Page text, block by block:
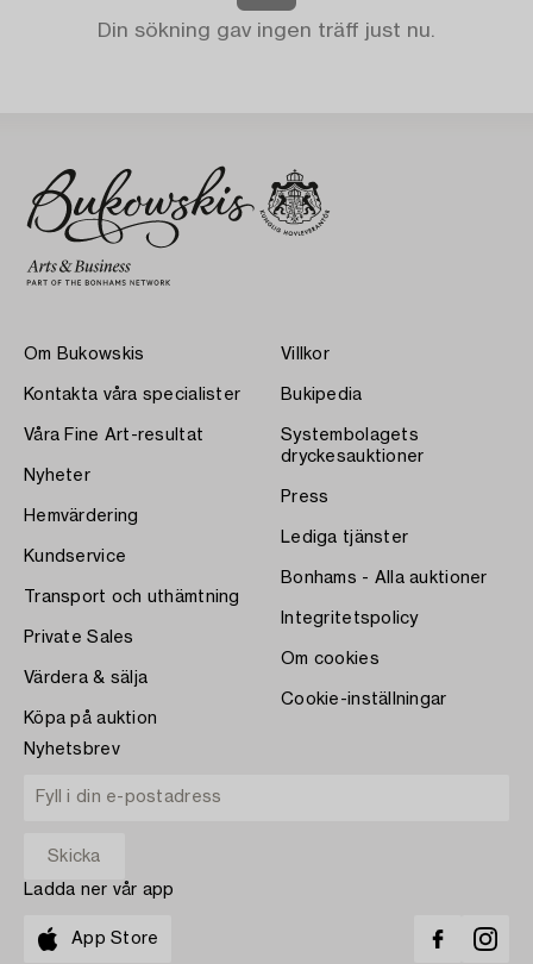
Din sökning gav ingen träff just nu.
Om Bukowskis
Kontakta våra specialister
Våra Fine Art-resultat
Nyheter
Hemvärdering
Kundservice
Transport och uthämtning
Private Sales
Värdera & sälja
Köpa på auktion
Villkor
Bukipedia
Systembolagets
dryckesauktioner
Press
Lediga tjänster
Bonhams - Alla auktioner
Integritetspolicy
Om cookies
Cookie-inställningar
Nyhetsbrev
Ladda ner vår app
App Store